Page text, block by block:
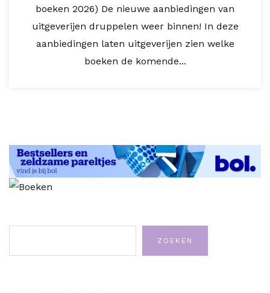
boeken 2026) De nieuwe aanbiedingen van
uitgeverijen druppelen weer binnen! In deze
aanbiedingen laten uitgeverijen zien welke
boeken de komende...
ZOEKEN